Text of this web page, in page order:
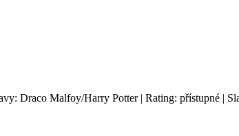
Draco Malfoy/Harry Potter | Rating: přístupné |